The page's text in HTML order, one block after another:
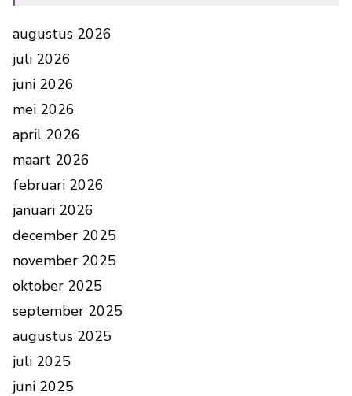
augustus 2026
juli 2026
juni 2026
mei 2026
april 2026
maart 2026
februari 2026
januari 2026
december 2025
november 2025
oktober 2025
september 2025
augustus 2025
juli 2025
juni 2025